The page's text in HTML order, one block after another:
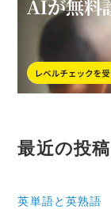
最近の投稿
英単語と英熟語